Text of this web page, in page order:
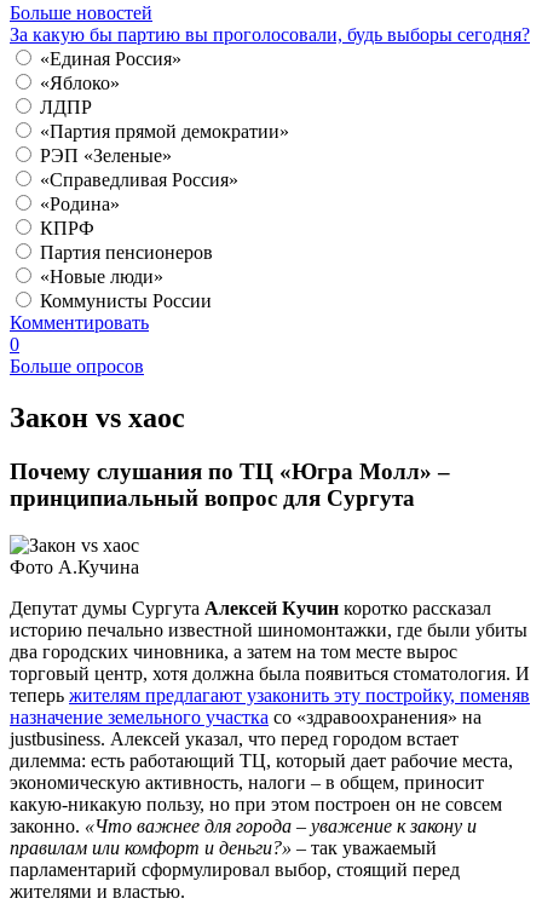
Больше новостей
За какую бы партию вы проголосовали, будь выборы сегодня?
«Единая Россия»
«Яблоко»
ЛДПР
«Партия прямой демократии»
РЭП «Зеленые»
«Справедливая Россия»
«Родина»
КПРФ
Партия пенсионеров
«Новые люди»
Коммунисты России
Комментировать
0
Больше опросов
​Закон vs хаос
Почему слушания по ТЦ «Югра Молл» –
принципиальный вопрос для Сургута
Фото А.Кучина
Депутат думы Сургута Алексей Кучин коротко рассказал
историю печально известной шиномонтажки, где были убиты
два городских чиновника, а затем на том месте вырос
торговый центр, хотя должна была появиться стоматология. И
теперь жителям предлагают узаконить эту постройку, поменяв
назначение земельного участка со «здравоохранения» на
justbusiness. Алексей указал, что перед городом встает
дилемма: есть работающий ТЦ, который дает рабочие места,
экономическую активность, налоги – в общем, приносит
какую-никакую пользу, но при этом построен он не совсем
законно. «Что важнее для города – уважение к закону и
правилам или комфорт и деньги?» – так уважаемый
парламентарий сформулировал выбор, стоящий перед
жителями и властью.